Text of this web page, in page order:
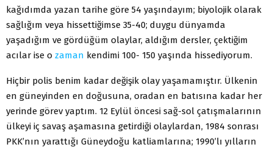
kağıdımda yazan tarihe göre 54 yaşındayım; biyolojik olarak
sağlığım veya hissettiğimse 35-40; duygu dünyamda
yaşadığım ve gördüğüm olaylar, aldığım dersler, çektiğim
acılar ise o zaman kendimi 100- 150 yaşında hissediyorum.
Hiçbir polis benim kadar değişik olay yaşamamıştır. Ülkenin
en güneyinden en doğusuna, oradan en batısına kadar her
yerinde görev yaptım. 12 Eylül öncesi sağ-sol çatışmalarının
ülkeyi iç savaş aşamasına getirdiği olaylardan, 1984 sonrası
PKK’nın yarattığı Güneydoğu katliamlarına; 1990’lı yılların